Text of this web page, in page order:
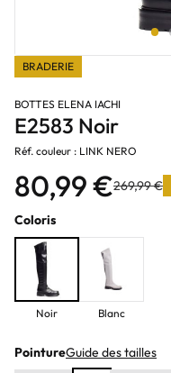
BRADERIE
BOTTES ELENA IACHI
E2583 Noir
Réf. couleur : LINK NERO
80,99 €269,99 €
Coloris
Noir Blanc
PointureGuide des tailles